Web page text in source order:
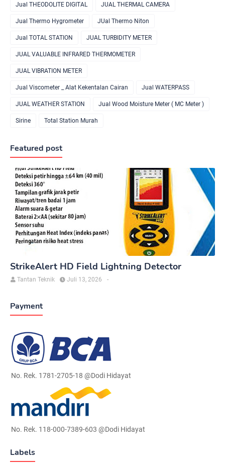
Jual THEODOLITE DIGITAL JUAL THERMAL CAMERA
Jual Thermo Hygrometer JUal Thermo Niton
Jual TOTAL STATION JUAL TURBIDITY METER
JUAL VALUABLE INFRARED THERMOMETER
JUAL VIBRATION METER
Jual Viscometer _ Alat Kekentalan Cairan Jual WATERPASS
JUAL WEATHER STATION Jual Wood Moisture Meter ( MC Meter )
Sirine Total Station Murah
Featured post
StrikeAlert HD Field Lightning Detector
Tantan Teknik -
Juli 13, 2026
Payment
No. Rek. 1781-2705-18 @Dodi Hidayat
No. Rek. 118-000-7389-603 @Dodi Hidayat
Labels